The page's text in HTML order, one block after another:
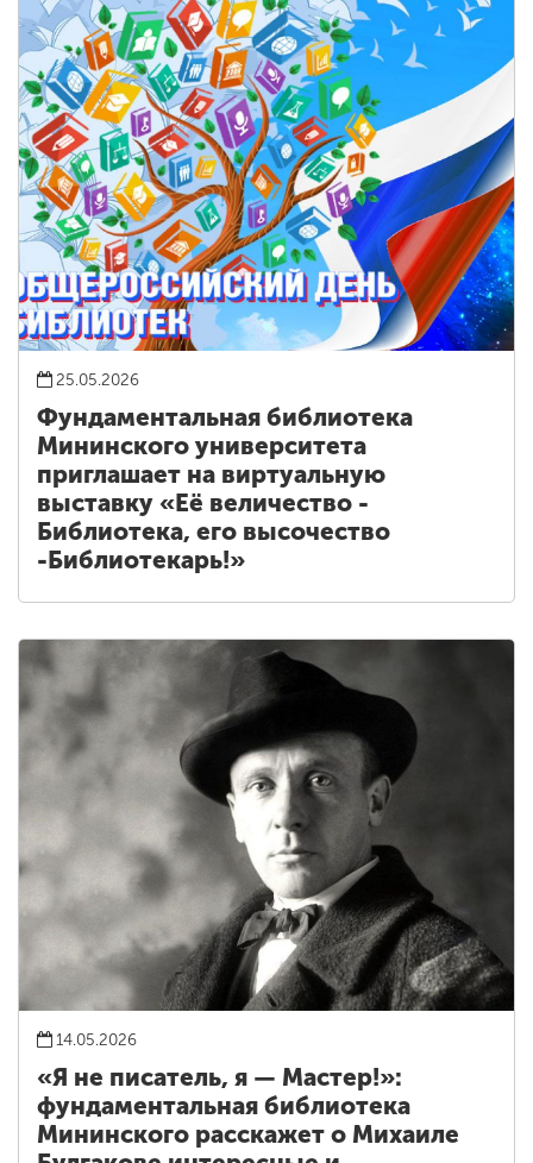
25.05.2026
Фундаментальная библиотека
Мининского университета
приглашает на виртуальную
выставку «Её величество -
Библиотека, его высочество
-Библиотекарь!»
14.05.2026
«Я не писатель, я — Мастер!»:
фундаментальная библиотека
Мининского расскажет о Михаиле